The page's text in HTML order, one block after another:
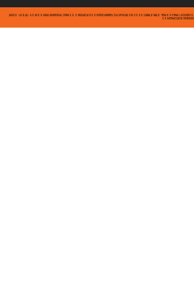
AVISO LEGAL: SOMOS UMA EMPRESA JÚNIOR OPERADA POR ESTUDANTES DA UFSCAR DE SOROCABA E NÃO TEMOS FINS
COMUNIDADE